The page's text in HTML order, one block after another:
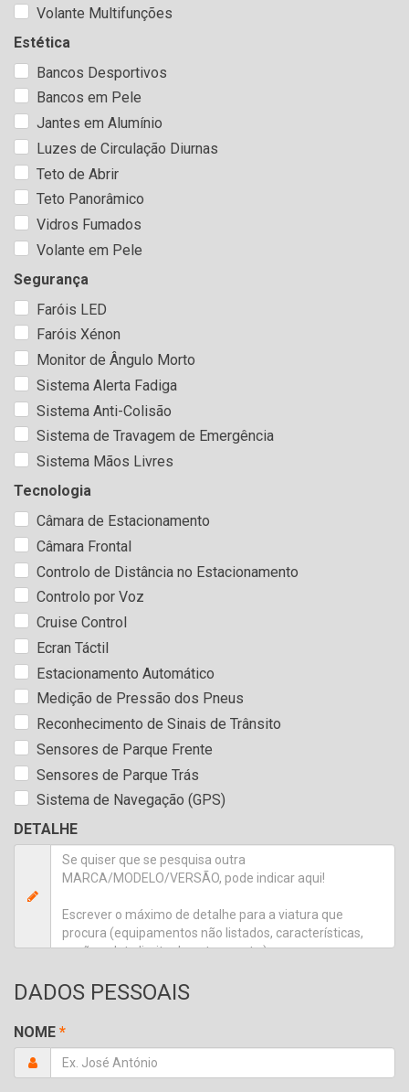
Volante Multifunções
Estética
Bancos Desportivos
Bancos em Pele
Jantes em Alumínio
Luzes de Circulação Diurnas
Teto de Abrir
Teto Panorâmico
Vidros Fumados
Volante em Pele
Segurança
Faróis LED
Faróis Xénon
Monitor de Ângulo Morto
Sistema Alerta Fadiga
Sistema Anti-Colisão
Sistema de Travagem de Emergência
Sistema Mãos Livres
Tecnologia
Câmara de Estacionamento
Câmara Frontal
Controlo de Distância no Estacionamento
Controlo por Voz
Cruise Control
Ecran Táctil
Estacionamento Automático
Medição de Pressão dos Pneus
Reconhecimento de Sinais de Trânsito
Sensores de Parque Frente
Sensores de Parque Trás
Sistema de Navegação (GPS)
DETALHE
DADOS PESSOAIS
NOME *